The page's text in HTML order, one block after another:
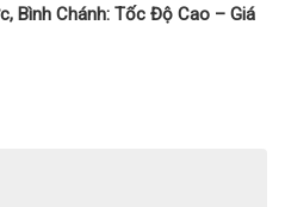
Bình Chánh: Tốc Độ Cao – Giá